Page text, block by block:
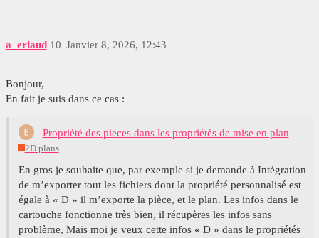
a_eriaud Janvier 8, 2026, 12:43
10
Bonjour,
En fait je suis dans ce cas :
Propriété des pieces dans les propriétés de mise en plan
2D plans
En gros je souhaite que, par exemple si je demande à Intégration
de m’exporter tout les fichiers dont la propriété personnalisé est
égale à « D » il m’exporte la pièce, et le plan. Les infos dans le
cartouche fonctionne très bien, il récupères les infos sans
problème, Mais moi je veux cette infos « D » dans le propriétés